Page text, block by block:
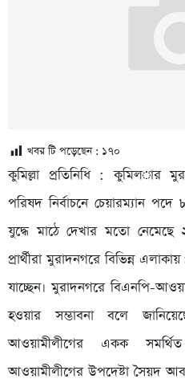
খবর টি পড়েছেন : ১৭০
কুমিল্লা প্রতিনিধি : কুমিল­ার
পরিষদ নির্বাচনে চেয়ারম্যান
যুদ্ধে মাঠে দেখার মতো নেমেছে
প্রার্থীরা মুরাদনগরে বিভিন্ন
যাচ্ছেন। মুরাদনগরে বিএনপি-
হওয়ার সম্ভাবনা বলে
আওয়ামীলীগের একক
আওয়ামীলীগের উপদেষ্টা সৈয়দ